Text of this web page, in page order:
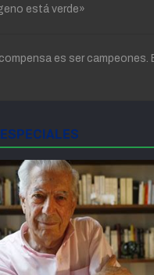
está verde»
es ser campeones.